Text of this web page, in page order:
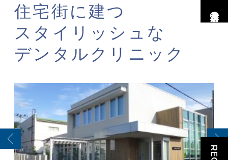
住宅街に建つ
スタイリッシュな
デンタルクリニック
市村工務店の家